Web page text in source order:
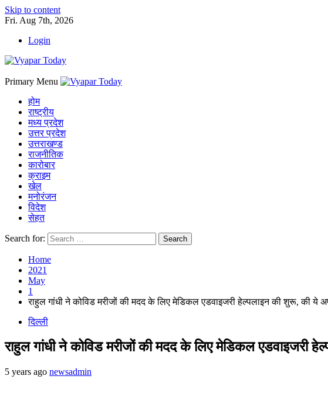
Skip to content
Fri. Aug 7th, 2026
Login
Primary Menu
होम
राष्ट्रीय
मध्य प्रदेश
उत्तर प्रदेश
उत्तराखण्ड
राजनीतिक
कारोबार
क्राइम
खेल
मनोरंजन
विदेश
सेहत
Search for:
Home
2021
May
1
राहुल गांधी ने कोविड मरीजों की मदद के लिए मेडिकल एडवाइजरी हेल्पलाइन की शुरू, की ये
दिल्ली
राहुल गांधी ने कोविड मरीजों की मदद के लिए मेडिकल एडवाइजरी
5 years ago newsadmin